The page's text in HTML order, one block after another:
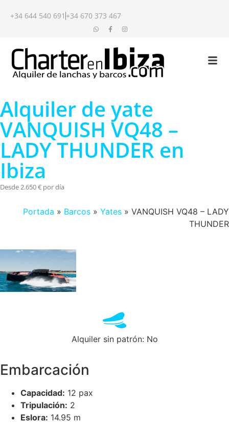
+34 644 540 691 +34 670 373 467
Alquiler de yate
VANQUISH VQ48 –
LADY THUNDER en
Ibiza
Desde 2.650 € por día
Portada » Barcos » Yates » VANQUISH VQ48 – LADY
THUNDER
Alquiler sin patrón: No
Embarcación
Capacidad: 12 pax
Tripulación: 2
Eslora: 14.95 m